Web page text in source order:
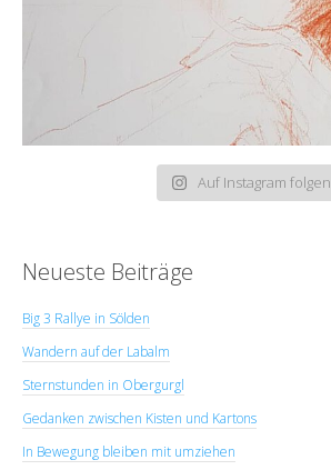
Auf Instagram folgen
Neueste Beiträge
Big 3 Rallye in Sölden
Wandern auf der Labalm
Sternstunden in Obergurgl
Gedanken zwischen Kisten und Kartons
In Bewegung bleiben mit umziehen